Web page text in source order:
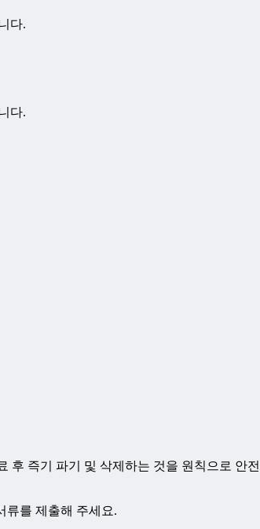
다.
다.
즉기 파기 및 삭제하는 것을 원칙으로 안
류를 제출해 주세요.